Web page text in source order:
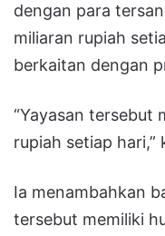
dengan para
miliaran rupiah
berkaitan dengan
“Yayasan tersebut
rupiah setiap hari,”
Ia menambahkan
tersebut memiliki